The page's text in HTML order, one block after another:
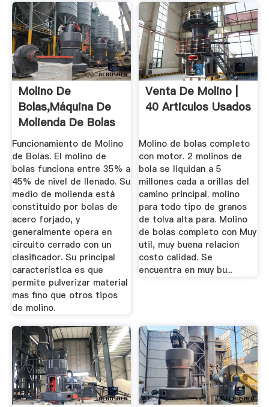
Molino De
Bolas,máquina De
Molienda De Bolas
Para Venta ...
Funcionamiento de Molino
de Bolas. El molino de
bolas funciona entre 35% a
45% de nivel de llenado. Su
medio de molienda está
constituido por bolas de
acero forjado, y
generalmente opera en
circuito cerrado con un
clasificador. Su principal
característica es que
permite pulverizar material
mas fino que otros tipos
de molino.
Venta De Molino |
40 Articulos Usados
Molino de bolas completo
con motor. 2 molinos de
bola se liquidan a 5
millones cada a orillas del
camino principal. molino
para todo tipo de granos
de tolva alta para. Molino
de bolas completo con Muy
util, muy buena relacion
costo calidad. Se
encuentra en muy bu...